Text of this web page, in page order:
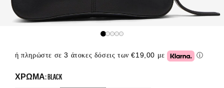
ή πληρώστε σε 3 άτοκες δόσεις των €19,00 με
ⓘ
ΧΡΏΜΑ: BLACK